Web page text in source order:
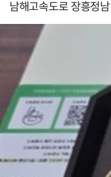
남해고속도로 장흥정